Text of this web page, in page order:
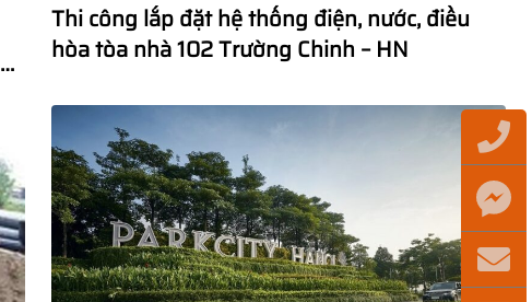
Thi công lắp đặt hệ thống điện, nước, điều
hòa tòa nhà 102 Trường Chinh – HN